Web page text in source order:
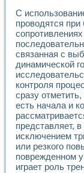
Из
Опыт
С
проводятся
связанная с
динамической
контроля
сразу отметить,
есть начала и
представляет,
исключением
или резкого
поврежденном
играет роль